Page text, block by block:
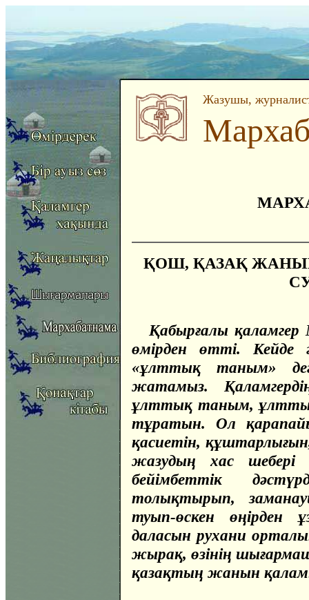
Жазушы,
ҚОШ, ҚАЗАҚ
Қабырғалы
өмірден өтті. Кейде
«ұлттық таным»
жатамыз.
ұлттық таным,
тұратын. Ол
қасиетін,
жазудың хас шебері
бейімбеттік
толықтырып,
туып-өскен өңірден
даласын рухани
жырақ, өзінің
қазақтың жанын